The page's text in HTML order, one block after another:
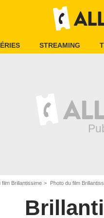
STREAMING
film Brillantissime Photo du film